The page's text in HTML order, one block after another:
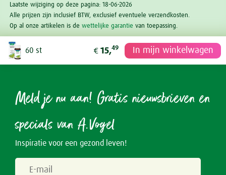
Laatste wijziging op deze pagina: 18-06-2026
Alle prijzen zijn inclusief BTW, exclusief eventuele verzendkosten.
Op al onze artikelen is de wettelijke garantie van toepassing.
60 st € 15,49 In mijn winkelwagen
Meld je nu aan! Gratis nieuwsbrieven en
specials van A.Vogel
Inspiratie voor een gezond leven!